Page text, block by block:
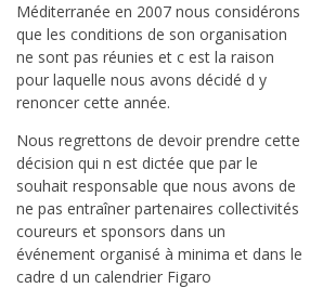
Méditerranée en 2007 nous considérons
que les conditions de son organisation
ne sont pas réunies et c est la raison
pour laquelle nous avons décidé d y
renoncer cette année.
Nous regrettons de devoir prendre cette
décision qui n est dictée que par le
souhait responsable que nous avons de
ne pas entraîner partenaires collectivités
coureurs et sponsors dans un
événement organisé à minima et dans le
cadre d un calendrier Figaro